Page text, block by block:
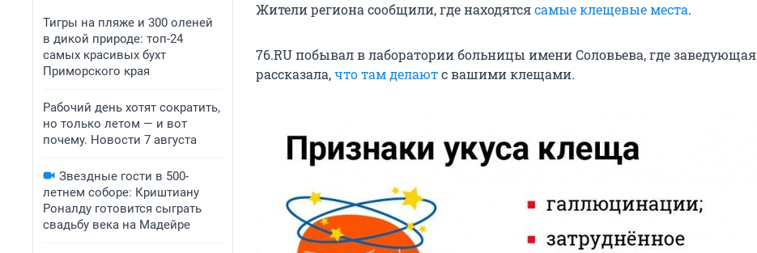
Тигры на пляже и 300 оленей
в дикой природе: топ-24
самых красивых бухт
Приморского края
Рабочий день хотят сократить,
но только летом — и вот
почему. Новости 7 августа
Звездные гости в 500-
летнем соборе: Криштиану
Роналду готовится сыграть
свадьбу века на Мадейре
Жители региона сообщили, где находятсясамые клещевые места.
76.RU побывал в лаборатории больницы имени Соловьева, где заведующая
рассказала,что там делаютс вашими клещами.